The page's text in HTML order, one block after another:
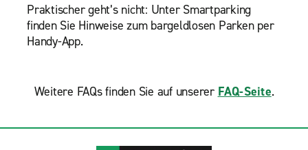
Praktischer geht’s nicht: Unter Smartparking
finden Sie Hinweise zum bargeldlosen Parken per
Handy-App.
Weitere FAQs finden Sie auf unserer FAQ-Seite.